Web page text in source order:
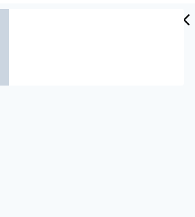
cara de vergüenza, el secretario